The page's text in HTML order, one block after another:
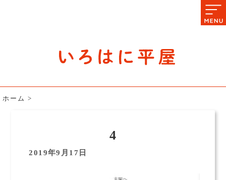
ホーム >
4
2019年9月17日